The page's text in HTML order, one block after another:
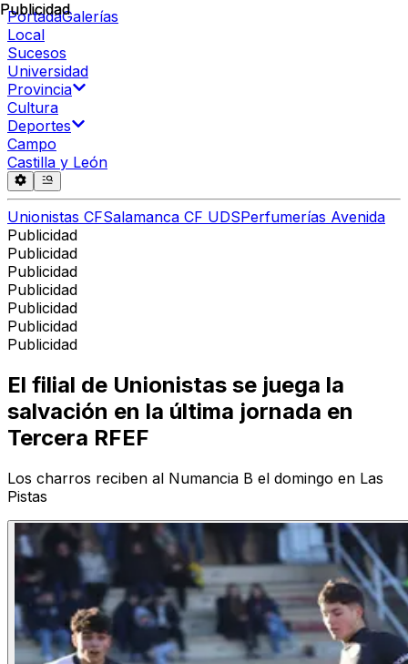
PortadaGalerías
Local
Sucesos
Universidad
Provincia
Cultura
Deportes
Campo
Castilla y León
Unionistas CFSalamanca CF UDSPerfumerías Avenida
Publicidad
Publicidad
Publicidad
Publicidad
Publicidad
Publicidad
Publicidad
Publicidad
El filial de Unionistas se juega la
salvación en la última jornada en
Tercera RFEF
Los charros reciben al Numancia B el domingo en Las
Pistas
Publicidad